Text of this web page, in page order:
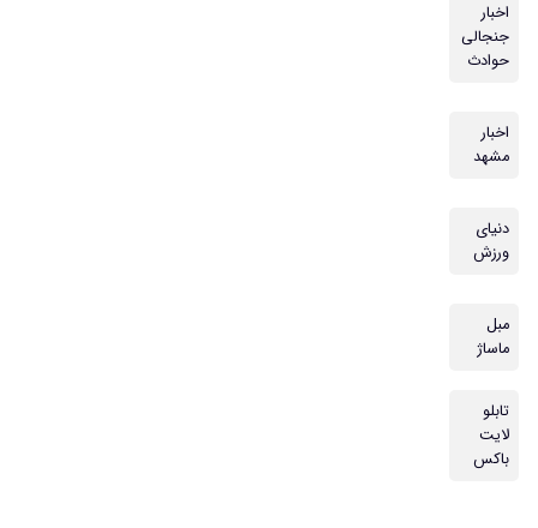
اخبار
جنجالی
حوادث
اخبار
مشهد
دنیای
ورزش
مبل
ماساژ
تابلو
لایت
باکس